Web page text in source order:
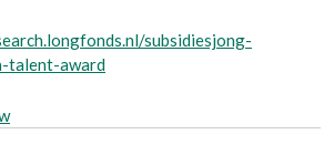
subsidiesjong-
talent-award